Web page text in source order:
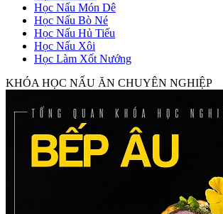
Học Nấu Món Dê
Học Nấu Bò Né
Học Nấu Hủ Tiếu
Học Nấu Xôi
Học Làm Xốt Nướng
KHÓA HỌC NẤU ĂN CHUYÊN NGHIỆP